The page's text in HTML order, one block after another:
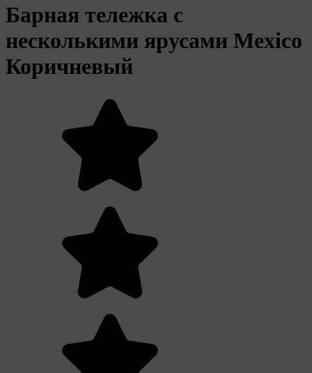
Барная тележка с
несколькими ярусами Mexico
Коричневый